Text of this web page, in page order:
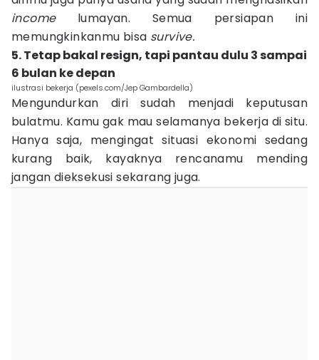
income lumayan. Semua persiapan ini
memungkinkanmu bisa survive.
5. Tetap bakal resign, tapi pantau dulu 3 sampai
6 bulan ke depan
ilustrasi bekerja (pexels.com/Jep Gambardella)
Mengundurkan diri sudah menjadi keputusan
bulatmu. Kamu gak mau selamanya bekerja di situ.
Hanya saja, mengingat situasi ekonomi sedang
kurang baik, kayaknya rencanamu mending
jangan dieksekusi sekarang juga.